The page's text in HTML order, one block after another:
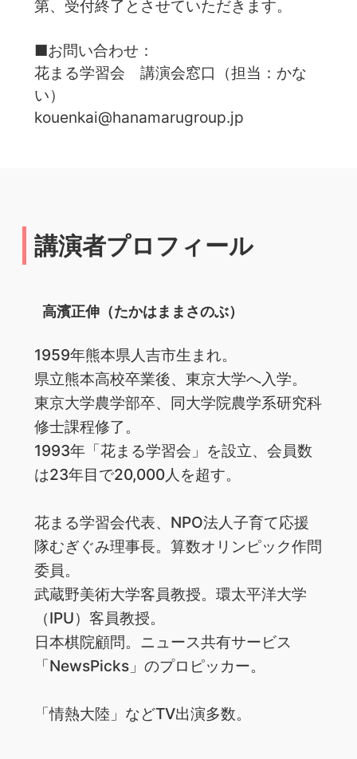
第、受付終了とさせていただきます。
■お問い合わせ：
花まる学習会 講演会窓口（担当：かな
い）
kouenkai@hanamarugroup.jp
講演者プロフィール
高濱正伸（たかはままさのぶ）
1959年熊本県人吉市生まれ。
県立熊本高校卒業後、東京大学へ入学。
東京大学農学部卒、同大学院農学系研究科
修士課程修了。
1993年「花まる学習会」を設立、会員数
は23年目で20,000人を超す。
花まる学習会代表、NPO法人子育て応援
隊むぎぐみ理事長。算数オリンピック作問
委員。
武蔵野美術大学客員教授。環太平洋大学
（IPU）客員教授。
日本棋院顧問。ニュース共有サービス
「NewsPicks」のプロピッカー。
「情熱大陸」などTV出演多数。